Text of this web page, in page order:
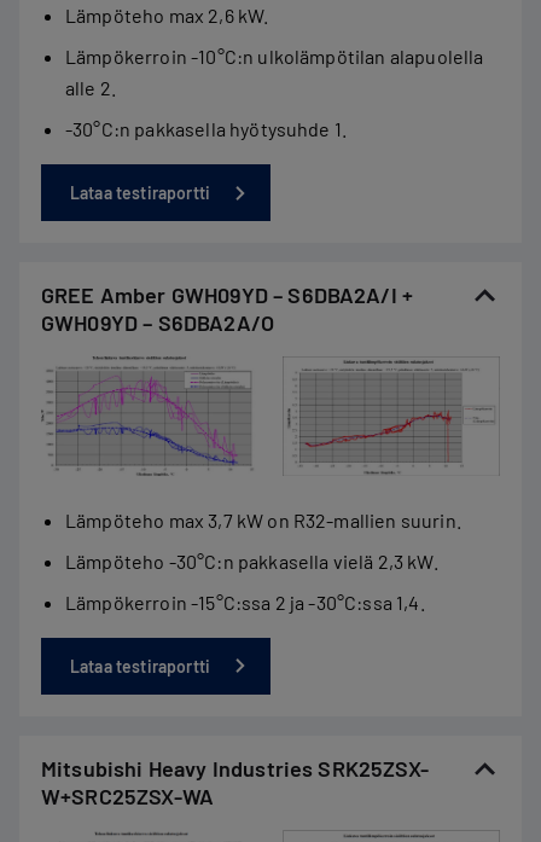
Lämpöteho max 2,6 kW.
Lämpökerroin -10°C:n ulkolämpötilan alapuolella
alle 2.
-30°C:n pakkasella hyötysuhde 1.
Lataa testiraportti
GREE Amber GWH09YD – S6DBA2A/I +
GWH09YD – S6DBA2A/O
Lämpöteho max 3,7 kW on R32-mallien suurin.
Lämpöteho -30°C:n pakkasella vielä 2,3 kW.
Lämpökerroin -15°C:ssa 2 ja -30°C:ssa 1,4.
Lataa testiraportti
Mitsubishi Heavy Industries SRK25ZSX-
W+SRC25ZSX-WA